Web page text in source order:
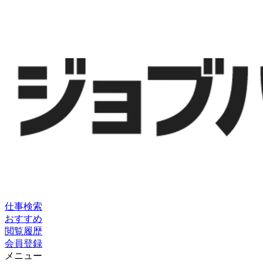
仕事検索
おすすめ
閲覧履歴
会員登録
メニュー